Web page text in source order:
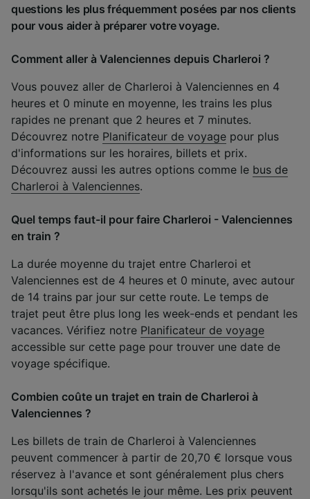
questions les plus fréquemment posées par nos clients
pour vous aider à préparer votre voyage.
Comment aller à Valenciennes depuis Charleroi ?
Vous pouvez aller de Charleroi à Valenciennes en 4
heures et 0 minute en moyenne, les trains les plus
rapides ne prenant que 2 heures et 7 minutes.
Découvrez notre Planificateur de voyage pour plus
d'informations sur les horaires, billets et prix.
Découvrez aussi les autres options comme le bus de
Charleroi à Valenciennes.
Quel temps faut-il pour faire Charleroi - Valenciennes
en train ?
La durée moyenne du trajet entre Charleroi et
Valenciennes est de 4 heures et 0 minute, avec autour
de 14 trains par jour sur cette route. Le temps de
trajet peut être plus long les week-ends et pendant les
vacances. Vérifiez notre Planificateur de voyage
accessible sur cette page pour trouver une date de
voyage spécifique.
Combien coûte un trajet en train de Charleroi à
Valenciennes ?
Les billets de train de Charleroi à Valenciennes
peuvent commencer à partir de 20,70 € lorsque vous
réservez à l'avance et sont généralement plus chers
lorsqu'ils sont achetés le jour même. Les prix peuvent